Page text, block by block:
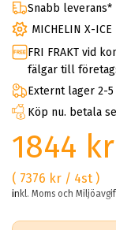
Snabb leverans*
MICHELIN X-
FRI FRAKT vid
fälgar till
Externt lager 2-
Köp nu. betala
1844 kr
( 7376 kr / 4st )
inkl. Moms och